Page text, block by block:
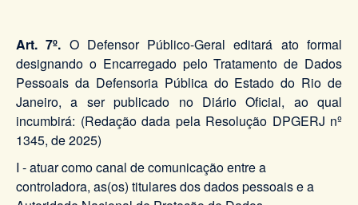
Art. 7º. O Defensor Público-Geral editará ato formal
designando o Encarregado pelo Tratamento de Dados
Pessoais da Defensoria Pública do Estado do Rio de
Janeiro, a ser publicado no Diário Oficial, ao qual
incumbirá: (Redação dada pela Resolução DPGERJ nº
1345, de 2025)
I - atuar como canal de comunicação entre a
controladora, as(os) titulares dos dados pessoais e a